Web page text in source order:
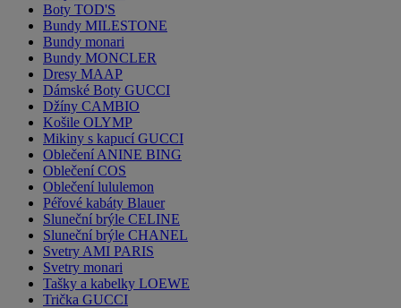
Boty TOD'S
Bundy MILESTONE
Bundy monari
Bundy MONCLER
Dresy MAAP
Dámské Boty GUCCI
Džíny CAMBIO
Košile OLYMP
Mikiny s kapucí GUCCI
Oblečení ANINE BING
Oblečení COS
Oblečení lululemon
Péřové kabáty Blauer
Sluneční brýle CELINE
Sluneční brýle CHANEL
Svetry AMI PARIS
Svetry monari
Tašky a kabelky LOEWE
Trička GUCCI